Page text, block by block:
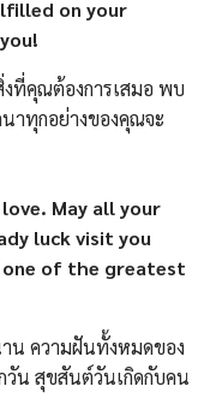
on your
ที่คุณต้องการเสมอ พบ
าทุกอย่างของคุณจะ
May all your
luck visit you
of the greatest
น ความฝันทั้งหมดของ
น สุขสันต์วันเกิดกับคน